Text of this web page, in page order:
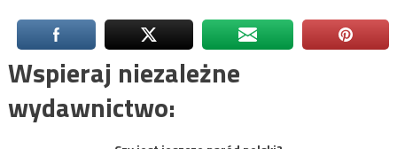
Wspieraj niezależne
wydawnictwo: